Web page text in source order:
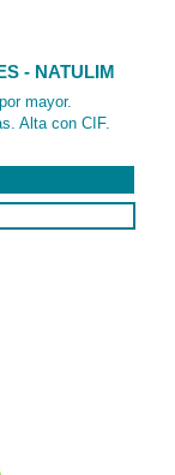
- NATULIM
mayor.
Alta con CIF.